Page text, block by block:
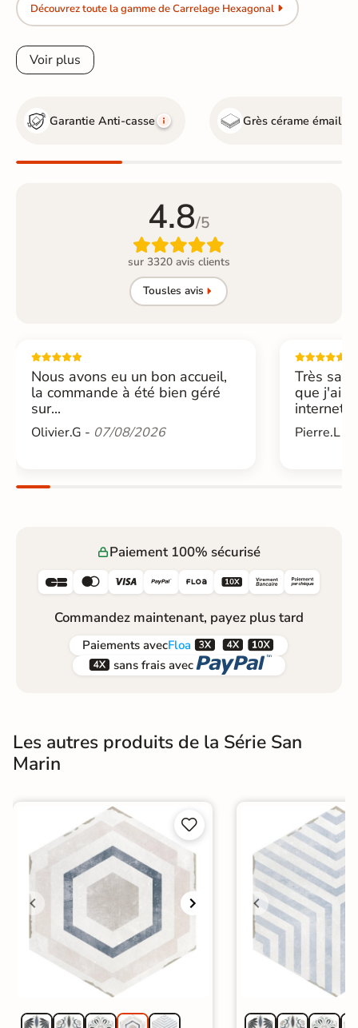
Découvrez toute la gamme de Carrelage Hexagonal
Voir plus
Garantie Anti-casse Grès cérame émaillé
4.8/5

sur 3320 avis clients
Tousles avis
Nous avons eu un bon accueil,
la commande à été bien géré
sur...
Olivier.G - 07/08/2026
Très
que j'ai
internet....
Pierre.L -
Paiement 100% sécurisé
     
Commandez maintenant, payez plus tard
Paiements avecFloa  
 sans frais avec 
Les autres produits de la Série San
Marin

